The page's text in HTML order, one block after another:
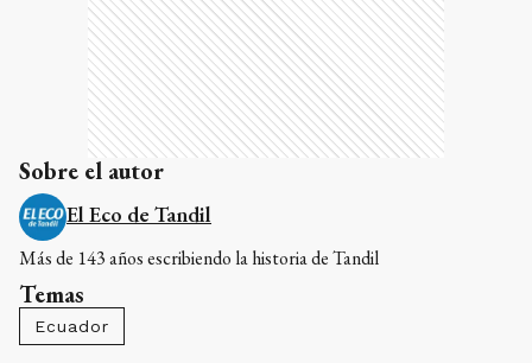
Sobre el autor
El Eco de Tandil
Más de 143 años escribiendo la historia de Tandil
Temas
Ecuador